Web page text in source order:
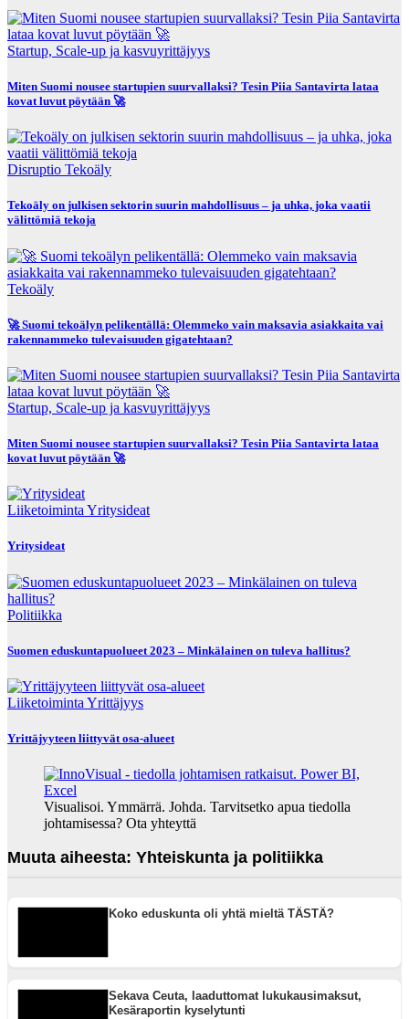
Startup, Scale-up ja kasvuyrittäjyys
Miten Suomi nousee startupien suurvallaksi? Tesin Piia Santavirta lataa
kovat luvut pöytään 🚀
Disruptio Tekoäly
Tekoäly on julkisen sektorin suurin mahdollisuus – ja uhka, joka vaatii
välittömiä tekoja
Tekoäly
🚀 Suomi tekoälyn pelikentällä: Olemmeko vain maksavia asiakkaita vai
rakennammeko tulevaisuuden gigatehtaan?
Startup, Scale-up ja kasvuyrittäjyys
Miten Suomi nousee startupien suurvallaksi? Tesin Piia Santavirta lataa
kovat luvut pöytään 🚀
Liiketoiminta Yritysideat
Yritysideat
Politiikka
Suomen eduskuntapuolueet 2023 – Minkälainen on tuleva hallitus?
Liiketoiminta Yrittäjyys
Yrittäjyyteen liittyvät osa-alueet
Visualisoi. Ymmärrä. Johda. Tarvitsetko apua tiedolla
johtamisessa? Ota yhteyttä
Muuta aiheesta: Yhteiskunta ja politiikka
Koko eduskunta oli yhtä mieltä TÄSTÄ?
Sekava Ceuta, laaduttomat lukukausimaksut,
Kesäraportin kyselytunti